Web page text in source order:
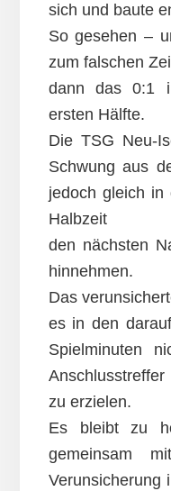
sich und baute
So gesehen –
zum falschen
dann das 0:1
ersten Hälfte.
Die TSG Neu-
Schwung aus
jedoch gleich
Halbzeit
den nächsten
hinnehmen.
Das
es in den
Spielminuten
Anschlusstreffer
zu erzielen.
Es bleibt zu
gemeinsam
Verunsicherung